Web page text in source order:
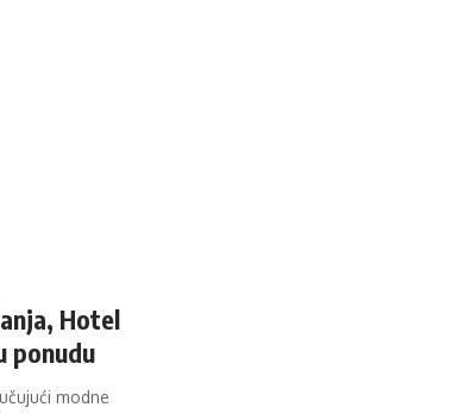
Hotel
ponudu
modne